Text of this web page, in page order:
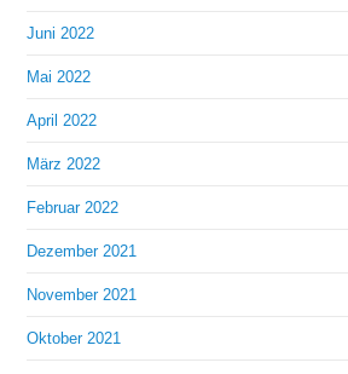
Juni 2022
Mai 2022
April 2022
März 2022
Februar 2022
Dezember 2021
November 2021
Oktober 2021